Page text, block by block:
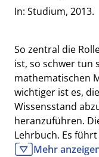
In: Studium, 2013.
So zentral die
ist, so schwer tun
mathematischen
wichtiger ist es,
Wissensstand
heranzuführen.
Lehrbuch. Es
Beispielen aus
Mehr